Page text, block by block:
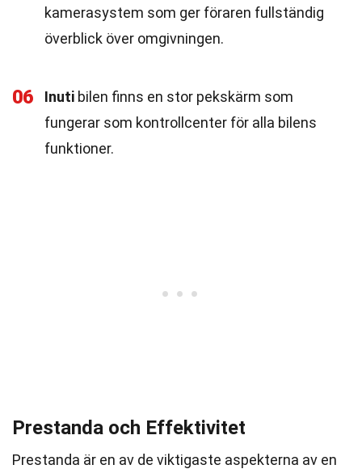
kamerasystem som ger föraren fullständig
överblick över omgivningen.
06 Inuti bilen finns en stor pekskärm som
fungerar som kontrollcenter för alla bilens
funktioner.
Prestanda och Effektivitet
Prestanda är en av de viktigaste aspekterna av en